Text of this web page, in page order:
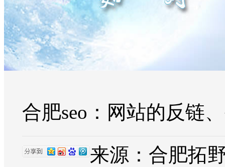
合肥seo：网站的反链
来源：合肥拓